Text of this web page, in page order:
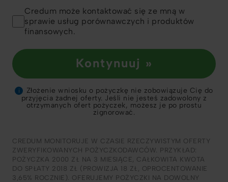
Credum może kontaktować się ze mną w
sprawie usług porównawczych i produktów
finansowych.
Kontynuuj »
i
Złożenie wniosku o pożyczkę nie zobowiązuje Cię do
przyjęcia żadnej oferty. Jeśli nie jesteś zadowolony z
otrzymanych ofert pożyczek, możesz je po prostu
zignorować.
CREDUM MONITORUJE W CZASIE RZECZYWISTYM OFERTY
ZWERYFIKOWANYCH POŻYCZKODAWCÓW. PRZYKŁAD:
POŻYCZKA 2000 ZŁ NA 3 MIESIĄCE, CAŁKOWITA KWOTA
DO SPŁATY 2018 ZŁ (PROWIZJA 18 ZŁ, OPROCENTOWANIE
3,65% ROCZNIE). OFERUJEMY POŻYCZKI NA DOWOLNY